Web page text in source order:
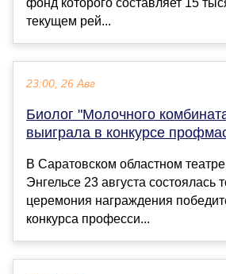
текущем рей...
23:00, 26 Авг
Биолог "Молочного
выиграла в конкурсе
В Саратовском областном
Энгельсе 23 августа состоялась
церемония награждения
конкурса професси...